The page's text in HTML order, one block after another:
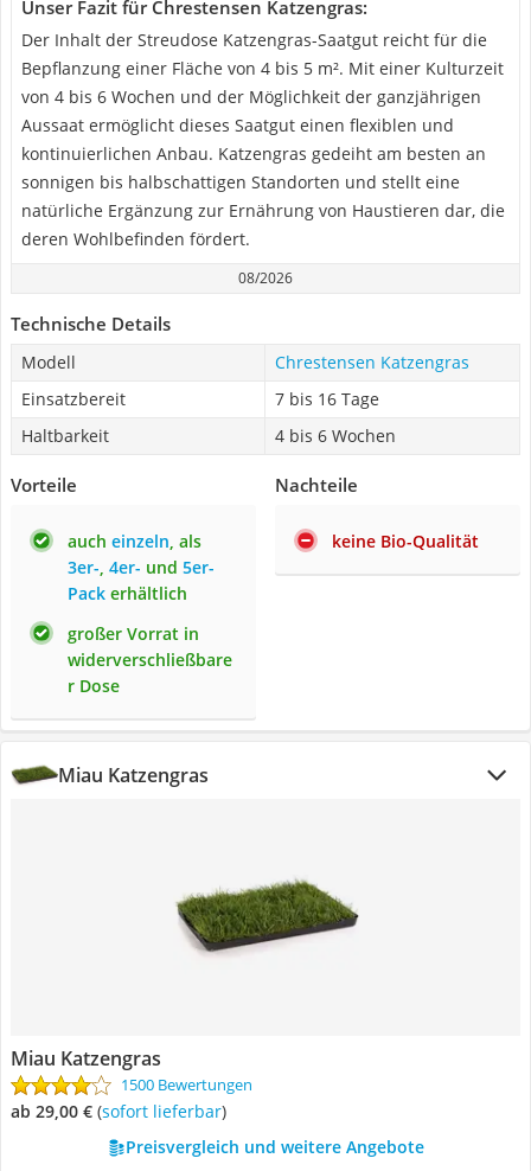
Unser Fazit für Chrestensen Katzengras:
Der Inhalt der Streudose Katzengras-Saatgut reicht für die
Bepflanzung einer Fläche von 4 bis 5 m². Mit einer Kulturzeit
von 4 bis 6 Wochen und der Möglichkeit der ganzjährigen
Aussaat ermöglicht dieses Saatgut einen flexiblen und
kontinuierlichen Anbau. Katzengras gedeiht am besten an
sonnigen bis halbschattigen Standorten und stellt eine
natürliche Ergänzung zur Ernährung von Haustieren dar, die
deren Wohlbefinden fördert.
08/2026
Technische Details
Modell
Chrestensen Katzengras
Einsatzbereit
7 bis 16 Tage
Haltbarkeit
4 bis 6 Wochen
Vorteile
auch einzeln, als
3er-, 4er- und 5er-
Pack erhältlich
großer Vorrat in
widerverschließbare
r Dose
Nachteile
keine Bio-Qualität
Miau Katzengras
Miau Katzengras
1500 Bewertungen
ab 29,00 € ( Sofort lieferbar)
Preisvergleich und weitere Angebote